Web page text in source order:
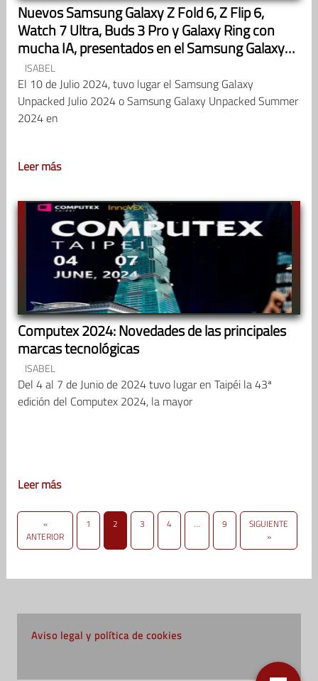
Nuevos Samsung Galaxy Z Fold 6, Z Flip 6,
Watch 7 Ultra, Buds 3 Pro y Galaxy Ring con
mucha IA, presentados en el Samsung Galaxy
Unpacked Julio 2024
ISABEL
El 10 de Julio 2024, tuvo lugar el Samsung Galaxy
Unpacked Julio 2024 o Samsung Galaxy Unpacked Summer
2024 en
Leer más
Computex 2024: Novedades de las principales
marcas tecnológicas
ISABEL
Del 4 al 7 de Junio de 2024 tuvo lugar en Taipéi la 43ª
edición del Computex 2024, la mayor
Leer más
«
ANTERIOR
1 2 3 4 … 9
SIGUIENTE
»
Aviso legal y política de cookies